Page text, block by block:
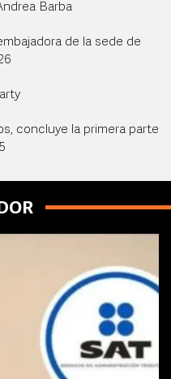
Barba
de la sede de
concluye la primera parte